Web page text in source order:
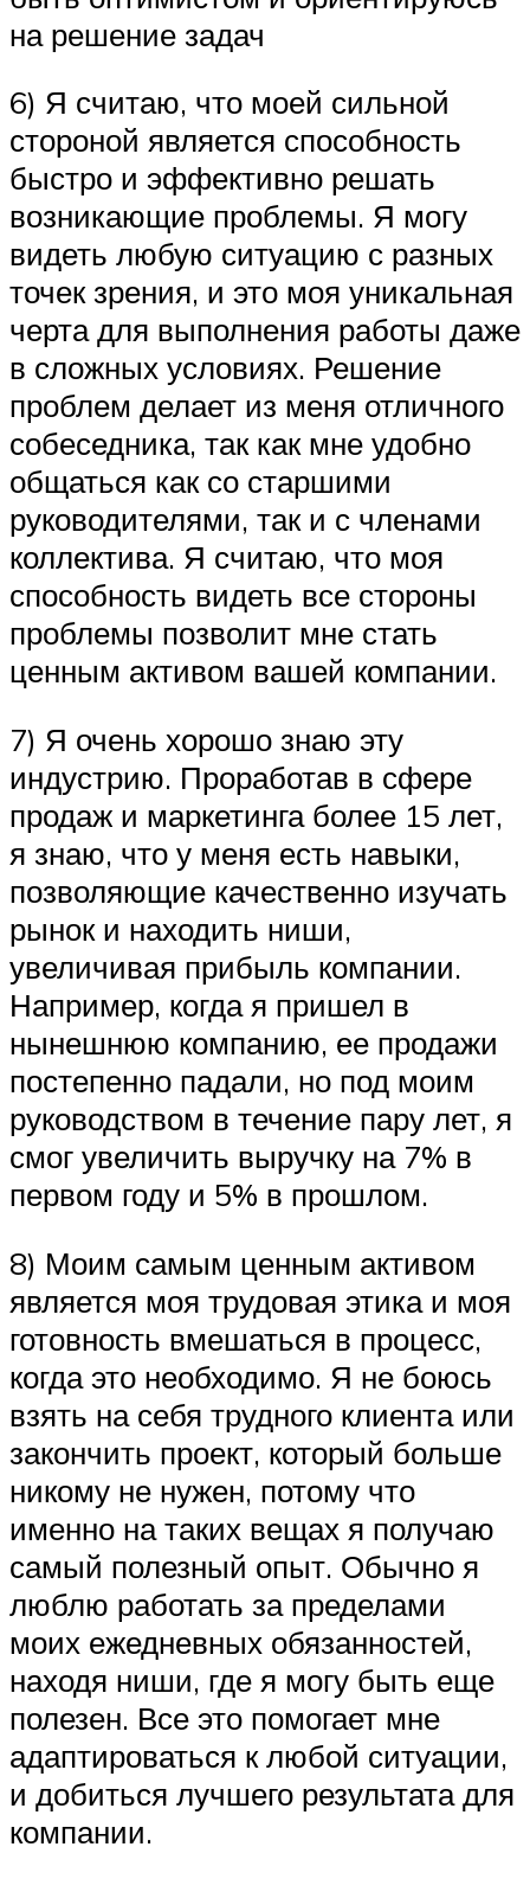
на решение задач
6) Я считаю, что моей сильной
стороной является способность
быстро и эффективно решать
возникающие проблемы. Я могу
видеть любую ситуацию с разных
точек зрения, и это моя уникальная
черта для выполнения работы даже
в сложных условиях. Решение
проблем делает из меня отличного
собеседника, так как мне удобно
общаться как со старшими
руководителями, так и с членами
коллектива. Я считаю, что моя
способность видеть все стороны
проблемы позволит мне стать
ценным активом вашей компании.
7) Я очень хорошо знаю эту
индустрию. Проработав в сфере
продаж и маркетинга более 15 лет,
я знаю, что у меня есть навыки,
позволяющие качественно изучать
рынок и находить ниши,
увеличивая прибыль компании.
Например, когда я пришел в
нынешнюю компанию, ее продажи
постепенно падали, но под моим
руководством в течение пару лет, я
смог увеличить выручку на 7% в
первом году и 5% в прошлом.
8) Моим самым ценным активом
является моя трудовая этика и моя
готовность вмешаться в процесс,
когда это необходимо. Я не боюсь
взять на себя трудного клиента или
закончить проект, который больше
никому не нужен, потому что
именно на таких вещах я получаю
самый полезный опыт. Обычно я
люблю работать за пределами
моих ежедневных обязанностей,
находя ниши, где я могу быть еще
полезен. Все это помогает мне
адаптироваться к любой ситуации,
и добиться лучшего результата для
компании.